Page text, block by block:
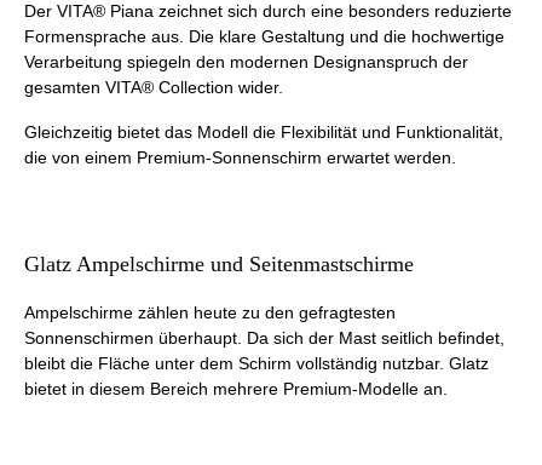
Der VITA® Piana zeichnet sich durch eine besonders reduzierte
Formensprache aus. Die klare Gestaltung und die hochwertige
Verarbeitung spiegeln den modernen Designanspruch der
gesamten VITA® Collection wider.
Gleichzeitig bietet das Modell die Flexibilität und Funktionalität,
die von einem Premium-Sonnenschirm erwartet werden.
Glatz Ampelschirme und Seitenmastschirme
Ampelschirme zählen heute zu den gefragtesten
Sonnenschirmen überhaupt. Da sich der Mast seitlich befindet,
bleibt die Fläche unter dem Schirm vollständig nutzbar. Glatz
bietet in diesem Bereich mehrere Premium-Modelle an.